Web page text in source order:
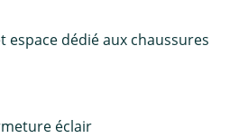
espace dédié aux chaussures
éclair